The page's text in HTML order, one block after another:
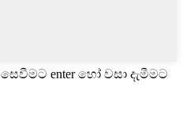
සෙවීමට enter හෝ වසා දැමීමට